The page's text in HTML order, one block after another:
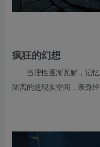
疯狂的幻想
当理性逐渐瓦解，记
陆离的超现实空间，亲身